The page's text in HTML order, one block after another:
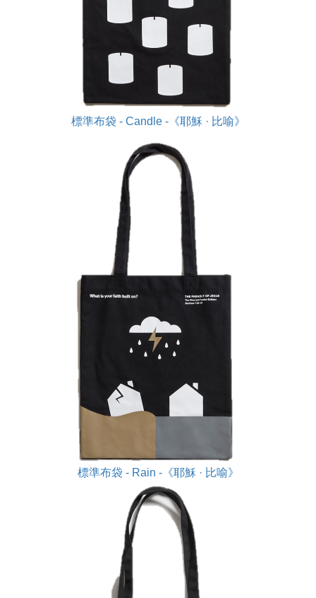
標準布袋 - Candle -《耶穌 · 比喻》
標準布袋 - Rain -《耶穌 · 比喻》